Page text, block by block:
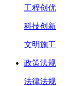
工程创优
科技创新
文明施工
政策法规
法律法规